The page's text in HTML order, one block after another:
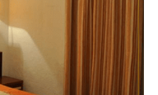
Nuestro Hotel se
encuentra ubicado en un
lugar de hermosos parajes
y un valor histórico de